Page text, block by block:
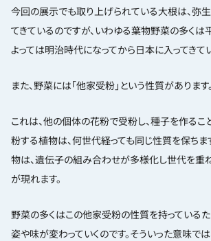
今回の展示でも取り上げられている大根は、弥
てきているのですが、いわゆる葉物野菜の多くは
よっては明治時代になってから日本に入ってきて
また、野菜には「他家受粉」という性質があります。
これは、他の個体の花粉で受粉し、種子を作るこ
粉する植物は、何世代経っても同じ性質を保ち
物は、遺伝子の組み合わせが多様化し世代を重
が現れます。
野菜の多くはこの他家受粉の性質を持っている
姿や味が変わっていくのです。そういった意味で